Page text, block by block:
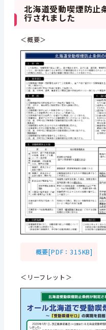
北海道受動喫煙防止
行されました
＜概要＞
概要[PDF：315KB]
＜リーフレット＞